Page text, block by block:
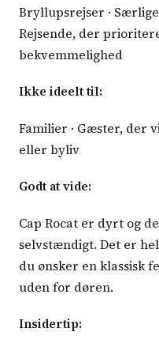
Bryllupsrejser ·
Rejsende, der
bekvemmelighed
Ikke ideelt til:
Familier · Gæster, der
eller byliv
Godt at vide:
Cap Rocat er dyrt og
selvstændigt. Det er
du ønsker en klassisk
uden for døren.
Insidertip: